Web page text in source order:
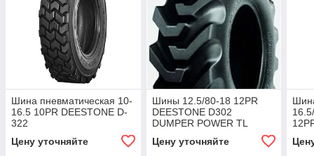
Шина пневматическая 10-
16.5 10PR DEESTONE D-
322
Цену уточняйте
Шины 12.5/80-18 12PR
DEESTONE D302
DUMPER POWER TL
Цену уточняйте